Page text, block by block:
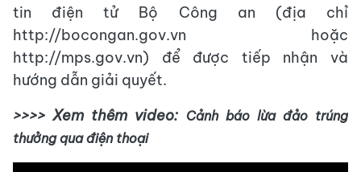
tin điện tử Bộ Công an (địa chỉ
http://bocongan.gov.vn hoặc
http://mps.gov.vn) để được tiếp nhận và
hướng dẫn giải quyết.
>>>> Xem thêm video: Cảnh báo lừa đảo trúng
thưởng qua điện thoại